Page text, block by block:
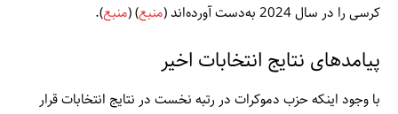
کرسی را در سال 2024 به‌دست آورده‌اند (
منبع) (منبع).
پیامدهای نتایج انتخابات اخیر
با وجود اینکه حزب دموکرات در رتبه نخست در نتایج انتخابات قرار